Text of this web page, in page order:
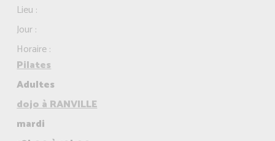
Lieu :
Jour :
Horaire :
Pilates
Adultes
dojo à RANVILLE
mardi